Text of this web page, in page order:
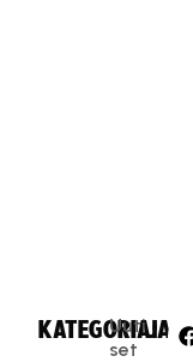
KATEGORIA:
Uuti
set
JAA: